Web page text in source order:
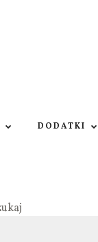
DODATKI